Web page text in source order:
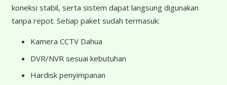
koneksi stabil, serta sistem dapat langsung digunakan
tanpa repot. Setiap paket sudah termasuk:
Kamera CCTV Dahua
DVR/NVR sesuai kebutuhan
Hardisk penyimpanan